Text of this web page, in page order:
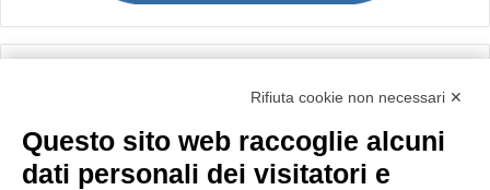
Importo netto (€):
Rifiuta cookie non necessari ✕
Questo sito web raccoglie alcuni
dati personali dei visitatori e